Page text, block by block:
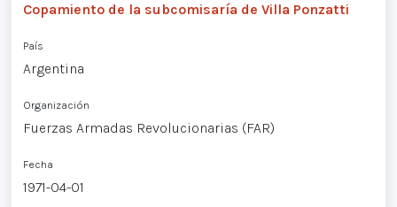
Copamiento de la subcomisaría de Villa Ponzatti
País
Argentina
Organización
Fuerzas Armadas Revolucionarias (FAR)
Fecha
1971-04-01